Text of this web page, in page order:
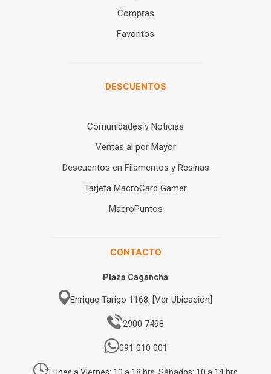
Compras
Favoritos
DESCUENTOS
Comunidades y Noticias
Ventas al por Mayor
Descuentos en Filamentos y Resinas
Tarjeta MacroCard Gamer
MacroPuntos
CONTACTO
Plaza Cagancha
Enrique Tarigo 1168. [Ver Ubicación]
2900 7498
091 010 001
Lunes a Viernes: 10 a 18 hrs. Sábados: 10 a 14 hrs